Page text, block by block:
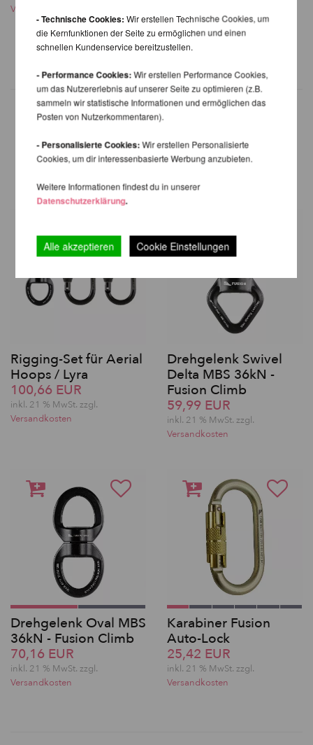
Versandkosten
59,99 EUR
inkl. 21 % MwSt. zzgl.
Versandkosten
WEITERE PRODUKTE
DERSELBEN MARKE
Rigging-Set für Aerial
Hoops / Lyra
100,66 EUR
inkl. 21 % MwSt. zzgl.
Versandkosten
Drehgelenk Swivel
Delta MBS 36kN -
Fusion Climb
59,99 EUR
inkl. 21 % MwSt. zzgl.
Versandkosten
Drehgelenk Oval MBS
36kN - Fusion Climb
70,16 EUR
inkl. 21 % MwSt. zzgl.
Versandkosten
Karabiner Fusion
Auto-Lock
25,42 EUR
inkl. 21 % MwSt. zzgl.
Versandkosten
- Technische Cookies: Wir erstellen Technische Cookies, um
die Kernfunktionen der Seite zu ermöglichen und einen
schnellen Kundenservice bereitzustellen.
- Performance Cookies:Wir erstellen Performance Cookies,
um das Nutzererlebnis auf unserer Seite zu optimieren (z.B.
sammeln wir statistische Informationen und ermöglichen das
Posten von Nutzerkommentaren).
- Personalisierte Cookies:Wir erstellen Personalisierte
Cookies, um dir interessenbasierte Werbung anzubieten.
Weitere Informationen findest du in unserer
Datenschutzerklärung.
Alle akzeptieren Cookie Einstellungen